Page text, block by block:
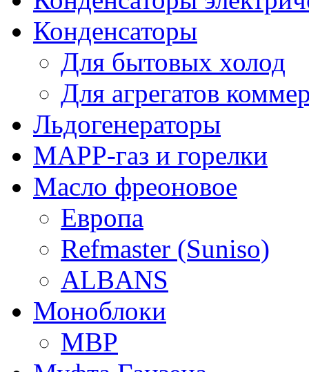
Конденсаторы
Для бытовых холод
Для агрегатов
Льдогенераторы
МАРР-газ и горелки
Масло фреоновое
Европа
Refmaster (Suniso)
ALBANS
Моноблоки
MBP